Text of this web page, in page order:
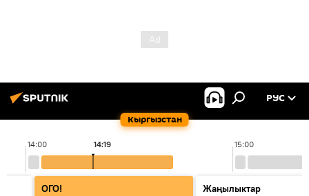
Кыргызстан
РУС
14:00 15:00
14:19
ОГО!
Жаңылыктар